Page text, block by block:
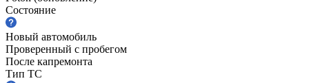
Состояние
Новый автомобиль
Проверенный с пробегом
После капремонта
Тип ТС